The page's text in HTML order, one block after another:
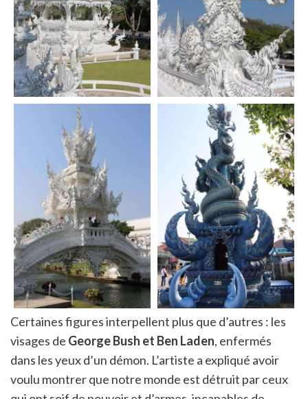
Certaines figures interpellent plus que d’autres : les
visages de George Bush et Ben Laden, enfermés
dans les yeux d’un démon. L’artiste a expliqué avoir
voulu montrer que notre monde est détruit par ceux